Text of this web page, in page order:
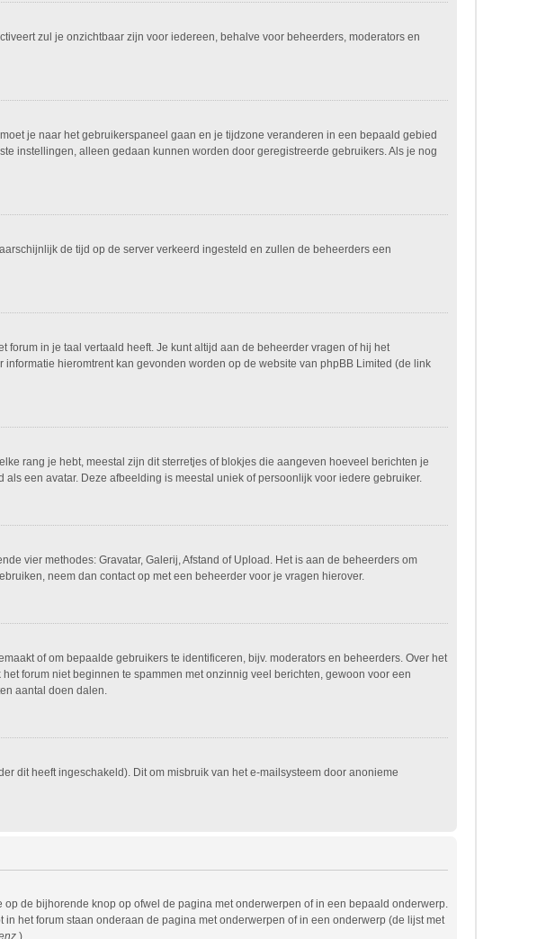
zul je onzichtbaar zijn voor iedereen, behalve voor beheerders, moderators en
je naar het gebruikerspaneel gaan en je tijdzone veranderen in een bepaald gebied
instellingen, alleen gedaan kunnen worden door geregistreerde gebruikers. Als je nog
de tijd op de server verkeerd ingesteld en zullen de beheerders een
in je taal vertaald heeft. Je kunt altijd aan de beheerder vragen of hij het
hieromtrent kan gevonden worden op de website van phpBB Limited (de link
rang je hebt, meestal zijn dit sterretjes of blokjes die aangeven hoeveel berichten je
een avatar. Deze afbeelding is meestal uniek of persoonlijk voor iedere gebruiker.
vier methodes: Gravatar, Galerij, Afstand of Upload. Het is aan de beheerders om
neem dan contact op met een beheerder voor je vragen hierover.
of om bepaalde gebruikers te identificeren, bijv. moderators en beheerders. Over het
forum niet beginnen te spammen met onzinnig veel berichten, gewoon voor een
aantal doen dalen.
dit heeft ingeschakeld). Dit om misbruik van het e-mailsysteem door anonieme
de bijhorende knop op ofwel de pagina met onderwerpen of in een bepaald onderwerp.
het forum staan onderaan de pagina met onderwerpen of in een onderwerp (de lijst met
).